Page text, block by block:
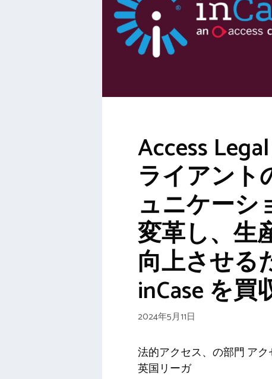
Access
ライアント
ュニケーシ
変革し、生
向上させる
inCase を買
2024年5月11日
法的アクセス、の部門 アク
英国リーガ